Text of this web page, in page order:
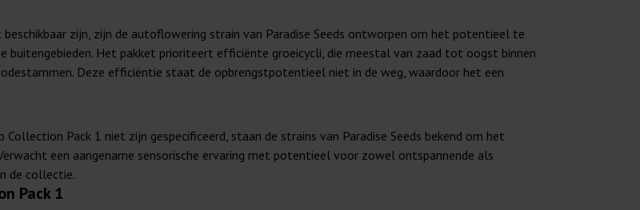
zijn, zijn de autoflowering strain van Paradise Seeds ontworpen om het potentieel te
buitengebieden. Het pakket prioriteert efficiënte groeicycli, die meestal van zaad tot oogst binnen
Deze efficiëntie staat de opbrengstpotentieel niet in de weg, waardoor het een
Pack 1 niet zijn gespecificeerd, staan de strains van Paradise Seeds bekend om het
een aangename sensorische ervaring met potentieel voor zowel ontspannende als
de collectie.
Pack 1